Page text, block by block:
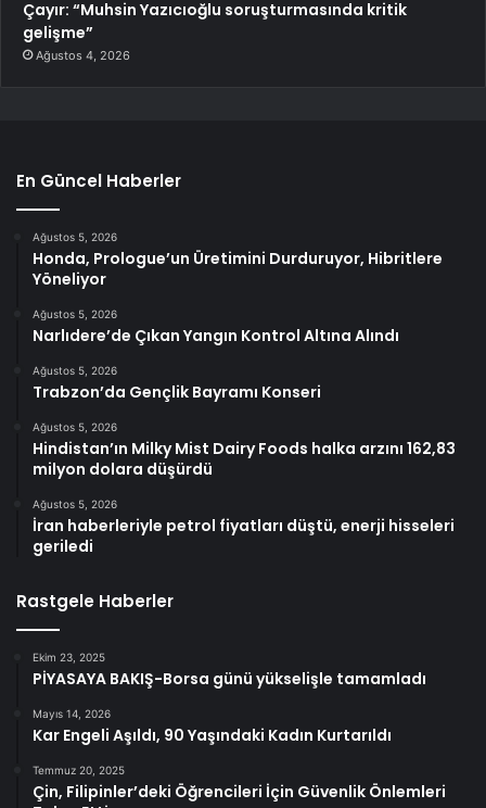
Çayır: “Muhsin Yazıcıoğlu soruşturmasında kritik
gelişme”
Ağustos 4, 2026
En Güncel Haberler
Ağustos 5, 2026
Honda, Prologue’un Üretimini Durduruyor, Hibritlere
Yöneliyor
Ağustos 5, 2026
Narlıdere’de Çıkan Yangın Kontrol Altına Alındı
Ağustos 5, 2026
Trabzon’da Gençlik Bayramı Konseri
Ağustos 5, 2026
Hindistan’ın Milky Mist Dairy Foods halka arzını 162,83
milyon dolara düşürdü
Ağustos 5, 2026
İran haberleriyle petrol fiyatları düştü, enerji hisseleri
geriledi
Rastgele Haberler
Ekim 23, 2025
PİYASAYA BAKIŞ-Borsa günü yükselişle tamamladı
Mayıs 14, 2026
Kar Engeli Aşıldı, 90 Yaşındaki Kadın Kurtarıldı
Temmuz 20, 2025
Çin, Filipinler’deki Öğrencileri İçin Güvenlik Önlemleri